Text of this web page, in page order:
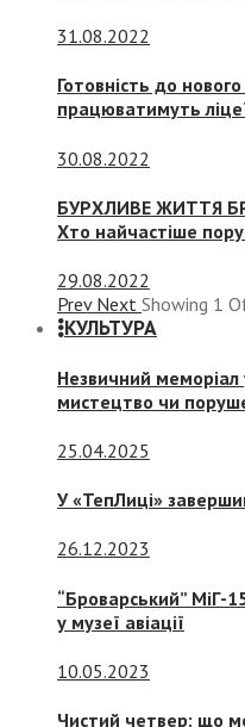
31.08.2022
Готовність до
працюватимуть
30.08.2022
БУРХЛИВЕ ЖИТТЯ
Хто найчастіше
29.08.2022
Prev Next Showing 1
КУЛЬТУРА
Незвичний меморіал
мистецтво чи
25.04.2025
У «ТепЛиці»
26.12.2023
“Броварський” МіГ-
у музеї авіації
10.05.2023
Чистий четвер: що